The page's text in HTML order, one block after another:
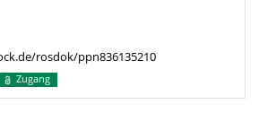
rosdok/ppn836135210
Zugang